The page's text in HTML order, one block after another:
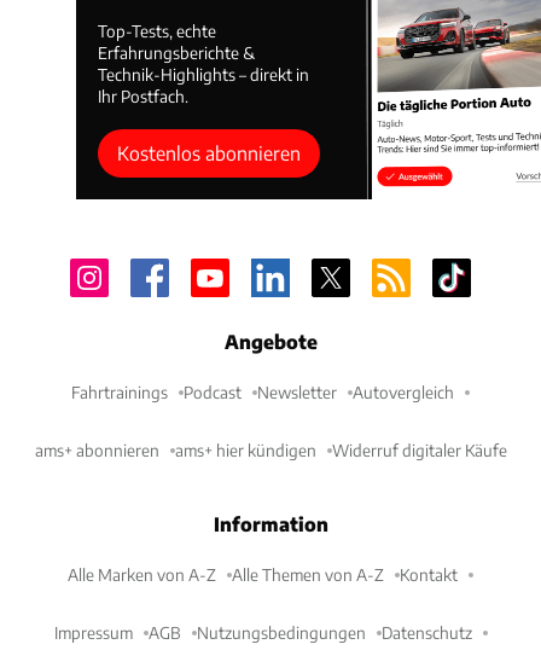
Top-Tests, echte
Erfahrungsberichte &
Technik-Highlights – direkt in
Ihr Postfach.
Kostenlos abonnieren
Angebote
Fahrtrainings Podcast Newsletter Autovergleich
ams+ abonnieren ams+ hier kündigen Widerruf digitaler Käufe
Information
Alle Marken von A-Z Alle Themen von A-Z Kontakt
Impressum AGB Nutzungsbedingungen Datenschutz